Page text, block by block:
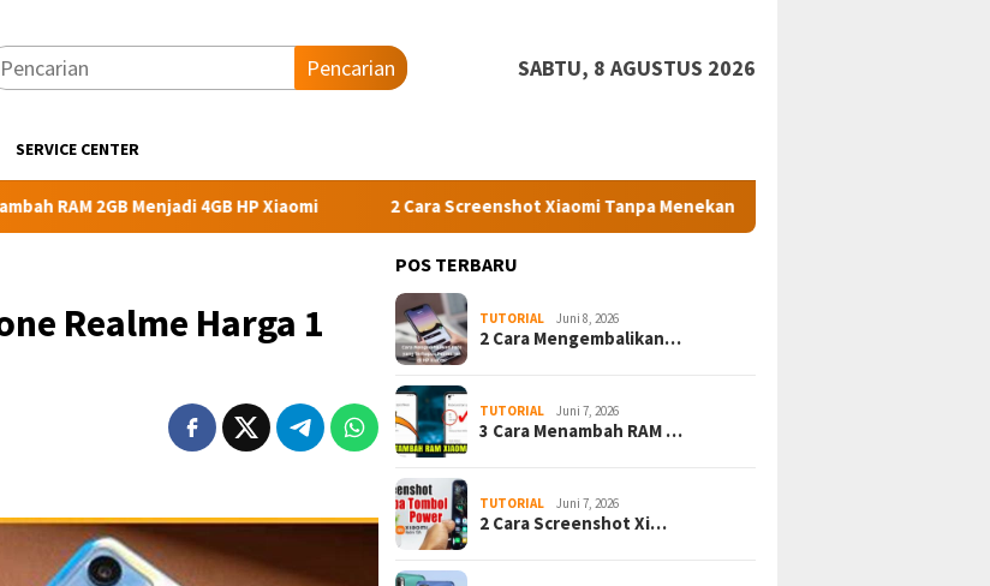
Pencarian SABTU, 8 AGUSTUS 2026
SERVICE CENTER
Menjadi 4GB HP Xiaomi 2 Cara Screenshot Xiaomi Tanpa Menekan Tombol Fisik
Realme Harga 1
POS TERBARU
TUTORIAL Juni 8, 2026
2 Cara Mengembalikan…
TUTORIAL Juni 7, 2026
3 Cara Menambah RAM …
TUTORIAL Juni 7, 2026
2 Cara Screenshot Xi…